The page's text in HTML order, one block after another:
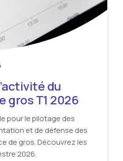
du
gros T1 2026
pour le pilotage des
et de défense des
de gros. Découvrez les
2026.